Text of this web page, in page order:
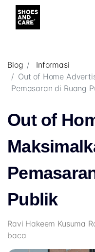
Blog
Informasi
Out of Home
Pemasaran di Ruang
Out of
Publik
Ravi Hakeem Kusuma
baca